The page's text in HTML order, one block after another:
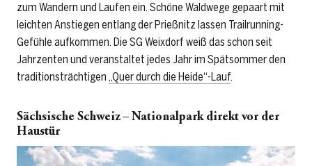
zum Wandern und Laufen ein. Schöne Waldwege gepaart mit
leichten Anstiegen entlang der Prießnitz lassen Trailrunning-
Gefühle aufkommen. Die SG Weixdorf weiß das schon seit
Jahrzenten und veranstaltet jedes Jahr im Spätsommer den
traditionsträchtigen „Quer durch die Heide“-Lauf.
Sächsische Schweiz – Nationalpark direkt vor der
Haustür